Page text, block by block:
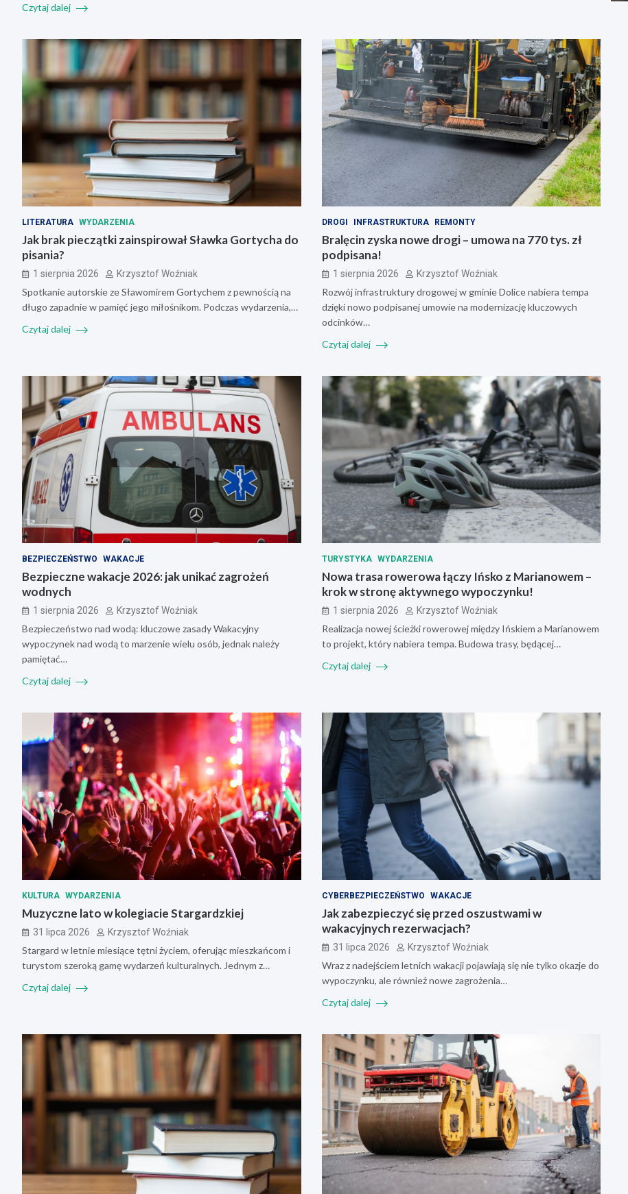
Czytaj dalej
LITERATURA WYDARZENIA
Jak brak pieczątki zainspirował Sławka Gortycha do
pisania?
1 sierpnia 2026 Krzysztof Woźniak
Spotkanie autorskie ze Sławomirem Gortychem z pewnością na
długo zapadnie w pamięć jego miłośnikom. Podczas wydarzenia,…
Czytaj dalej
DROGI INFRASTRUKTURA REMONTY
Bralęcin zyska nowe drogi – umowa na 770 tys. zł
podpisana!
1 sierpnia 2026 Krzysztof Woźniak
Rozwój infrastruktury drogowej w gminie Dolice nabiera tempa
dzięki nowo podpisanej umowie na modernizację kluczowych
odcinków…
Czytaj dalej
BEZPIECZEŃSTWO WAKACJE
Bezpieczne wakacje 2026: jak unikać zagrożeń
wodnych
1 sierpnia 2026 Krzysztof Woźniak
Bezpieczeństwo nad wodą: kluczowe zasady Wakacyjny
wypoczynek nad wodą to marzenie wielu osób, jednak należy
pamiętać…
Czytaj dalej
TURYSTYKA WYDARZENIA
Nowa trasa rowerowa łączy Ińsko z Marianowem –
krok w stronę aktywnego wypoczynku!
1 sierpnia 2026 Krzysztof Woźniak
Realizacja nowej ścieżki rowerowej między Ińskiem a Marianowem
to projekt, który nabiera tempa. Budowa trasy, będącej…
Czytaj dalej
KULTURA WYDARZENIA
Muzyczne lato w kolegiacie Stargardzkiej
31 lipca 2026 Krzysztof Woźniak
Stargard w letnie miesiące tętni życiem, oferując mieszkańcom i
turystom szeroką gamę wydarzeń kulturalnych. Jednym z…
Czytaj dalej
CYBERBEZPIECZEŃSTWO WAKACJE
Jak zabezpieczyć się przed oszustwami w
wakacyjnych rezerwacjach?
31 lipca 2026 Krzysztof Woźniak
Wraz z nadejściem letnich wakacji pojawiają się nie tylko okazje do
wypoczynku, ale również nowe zagrożenia…
Czytaj dalej